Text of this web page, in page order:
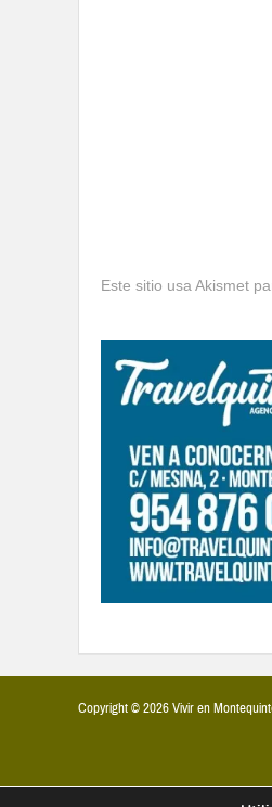
Este sitio usa Akismet
Copyright © 2026 Vivir en